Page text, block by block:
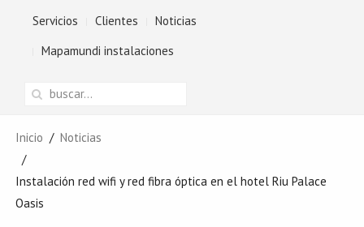
Servicios Clientes
Noticias
Mapamundi instalaciones
Inicio Noticias
Instalación red wifi y red fibra óptica en el hotel Riu Palace
Oasis